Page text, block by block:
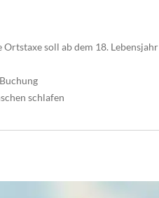
soll ab dem 18. Lebensjahr
schlafen